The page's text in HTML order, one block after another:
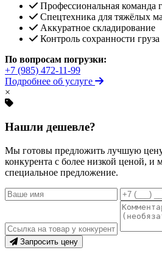
Профессиональная команда
Спецтехника для тяжёлых
Аккуратное складирование
Контроль сохранности груза
По вопросам погрузки:
+7 (985) 472-11-99
Подробнее об услуге
×
Нашли дешевле?
Мы готовы предложить лучшую
конкурента с более низкой ценой, и
специальное предложение.
Запросить цену